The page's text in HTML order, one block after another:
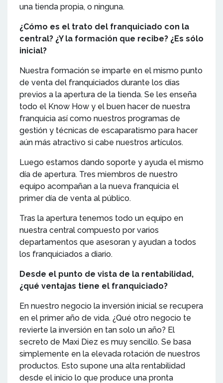
una tienda propia, o ninguna.
¿Cómo es el trato del franquiciado con la
central? ¿Y la formación que recibe? ¿Es sólo
inicial?
Nuestra formación se imparte en el mismo punto
de venta del franquiciados durante los días
previos a la apertura de la tienda. Se les enseña
todo el Know How y el buen hacer de nuestra
franquicia así como nuestros programas de
gestión y técnicas de escaparatismo para hacer
aún más atractivo si cabe nuestros artículos.
Luego estamos dando soporte y ayuda el mismo
día de apertura. Tres miembros de nuestro
equipo acompañan a la nueva franquicia el
primer día de venta al público.
Tras la apertura tenemos todo un equipo en
nuestra central compuesto por varios
departamentos que asesoran y ayudan a todos
los franquiciados a diario.
Desde el punto de vista de la rentabilidad,
¿qué ventajas tiene el franquiciado?
En nuestro negocio la inversión inicial se recupera
en el primer año de vida. ¿Qué otro negocio te
revierte la inversión en tan solo un año? El
secreto de Maxi Diez es muy sencillo. Se basa
simplemente en la elevada rotación de nuestros
productos. Esto supone una alta rentabilidad
desde el inicio lo que produce una pronta